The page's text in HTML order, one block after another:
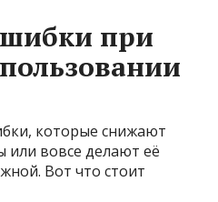
при
которые снижают
или вовсе делают её
Вот что стоит